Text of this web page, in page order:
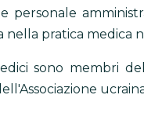
personale
nella pratica medica
sono membri